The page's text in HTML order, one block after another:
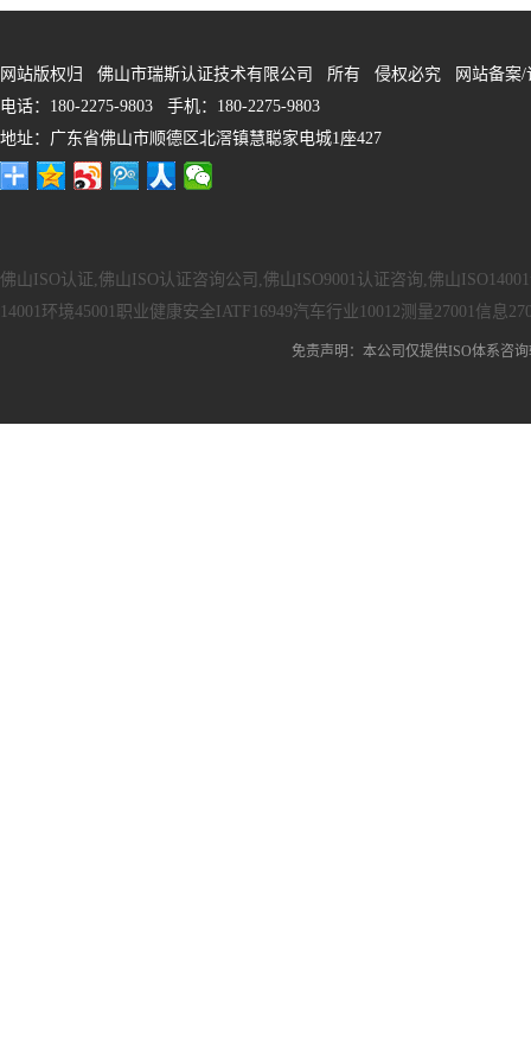
网站版权归 佛山市瑞斯认证技术有限公司 所有 侵权必究 网站备案/
电话：180-2275-9803 手机：180-2275-9803
地址：广东省佛山市顺德区北滘镇慧聪家电城1座427
佛山ISO认证,佛山ISO认证咨询公司,佛山ISO9001认证咨询,佛山
14001环境45001职业健康安全IATF16949汽车行业10012测量27001信息
免责声明：本公司仅提供ISO体系咨